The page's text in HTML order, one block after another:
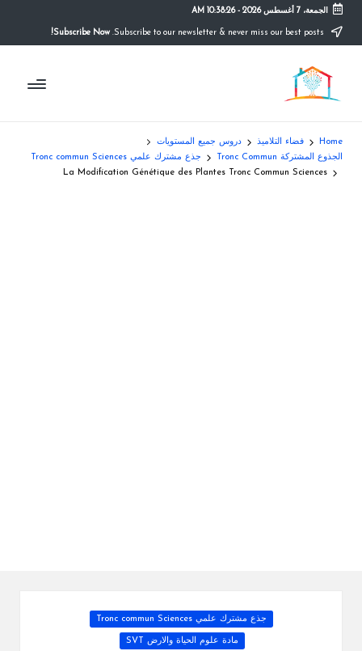
content
الجمعة، 7 أغسطس 2026 -
10:38:26 AM
Subscribe Now!
م
و
ق
ع
التعليم
الصريح
Home فضاء التلاميذ
دروس جميع المستويات
الجذوع المشتركة Tronc Commun
جذع مشترك علمي Tronc commun Sciences
La Modification Génétique des Plantes Tronc Commun Sciences
Posted
جذع مشترك علمي Tronc commun Sciences
مادة علوم الحياة والارض SVT